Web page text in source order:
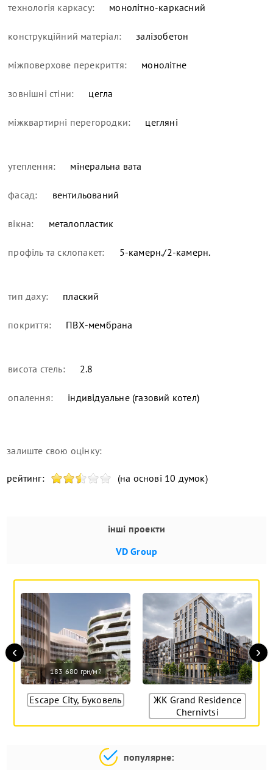
технологія каркасу: монолітно-каркасний
конструкційний матеріал: залізобетон
міжповерхове перекриття: монолітне
зовнішні стіни: цегла
міжквартирні перегородки: цегляні
утеплення: мінеральна вата
фасад: вентильований
вікна: металопластик
профіль та склопакет: 5-камерн./2-камерн.
тип даху: плаский
покриття: ПВХ-мембрана
висота стель: 2.8
опалення: індивідуальне (газовий котел)
залиште свою оцінку:
рейтинг: (на основі 10 думок)
інші проекти
VD Group
183 680 грн/м2
Escape City, Буковель
ЖК Grand Residence
Chernivtsi
‹ ›
популярне: